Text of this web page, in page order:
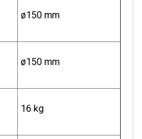
ø150 mm
ø150 mm
16 kg